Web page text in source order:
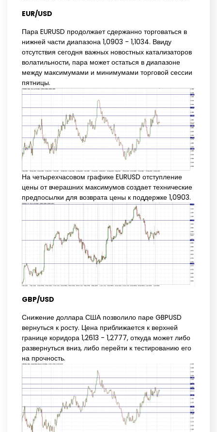
EUR/USD
Пара EURUSD продолжает сдержанно торговаться в
нижней части диапазона 1,0903 - 1,1034. Ввиду
отсутствия сегодня важных новостных катализаторов
волатильности, пара может остаться в диапазоне
между максимумами и минимумами торговой сессии
пятницы.
На четырехчасовом графике EURUSD отступление
цены от вчерашних максимумов создает технические
предпосылки для возврата цены к поддержке 1,0903.
GBP/USD
Снижение доллара США позволило паре GBPUSD
вернуться к росту. Цена приближается к верхней
границе коридора 1,2613 - 1,2777, откуда может либо
развернуться вниз, либо перейти к тестированию его
на прочность.